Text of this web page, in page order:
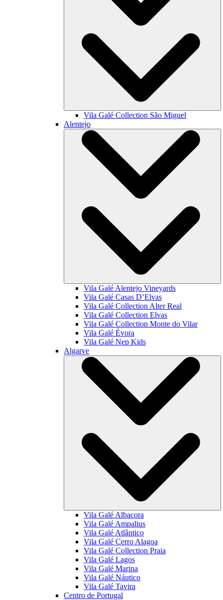
Vila Galé Collection São Miguel
Alentejo
Vila Galé Alentejo Vineyards
Vila Galé Casas D’Elvas
Vila Galé Collection Alter Real
Vila Galé Collection Elvas
Vila Galé Collection Monte do Vilar
Vila Galé Évora
Vila Galé Nep Kids
Algarve
Vila Galé Albacora
Vila Galé Ampalius
Vila Galé Atlântico
Vila Galé Cerro Alagoa
Vila Galé Collection Praia
Vila Galé Lagos
Vila Galé Marina
Vila Galé Náutico
Vila Galé Tavira
Centro de Portugal